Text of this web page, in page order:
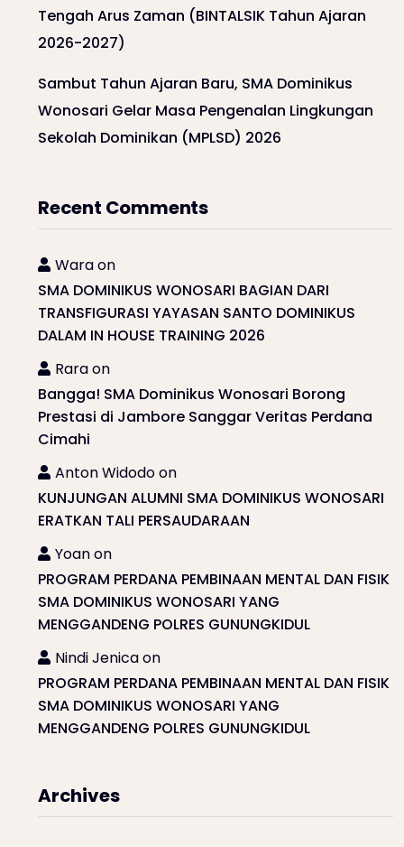
Tengah Arus Zaman (BINTALSIK Tahun Ajaran
2026-2027)
Sambut Tahun Ajaran Baru, SMA Dominikus
Wonosari Gelar Masa Pengenalan Lingkungan
Sekolah Dominikan (MPLSD) 2026
Recent Comments
Waraon
SMA DOMINIKUS WONOSARI BAGIAN DARI
TRANSFIGURASI YAYASAN SANTO DOMINIKUS
DALAM IN HOUSE TRAINING 2026
Raraon
Bangga! SMA Dominikus Wonosari Borong
Prestasi di Jambore Sanggar Veritas Perdana
Cimahi
Anton Widodoon
KUNJUNGAN ALUMNI SMA DOMINIKUS WONOSARI
ERATKAN TALI PERSAUDARAAN
Yoanon
PROGRAM PERDANA PEMBINAAN MENTAL DAN FISIK
SMA DOMINIKUS WONOSARI YANG
MENGGANDENG POLRES GUNUNGKIDUL
Nindi Jenicaon
PROGRAM PERDANA PEMBINAAN MENTAL DAN FISIK
SMA DOMINIKUS WONOSARI YANG
MENGGANDENG POLRES GUNUNGKIDUL
Archives